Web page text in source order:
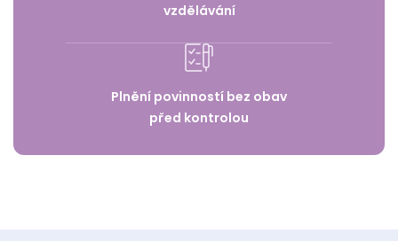
vzdělávání
Plnění povinností bez obav
před kontrolou